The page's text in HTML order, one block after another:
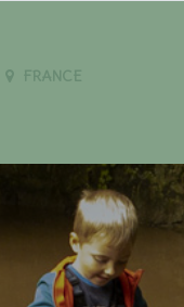
FRANCE